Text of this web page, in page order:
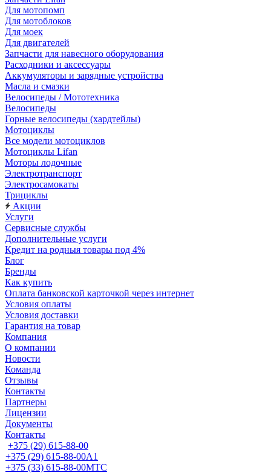
Для мотопомп
Для мотоблоков
Для моек
Для двигателей
Запчасти для навесного оборудования
Расходники и аксессуары
Аккумуляторы и зарядные устройства
Масла и смазки
Велосипеды / Мототехника
Велосипеды
Горные велосипеды (хардтейлы)
Мотоциклы
Все модели мотоциклов
Мотоциклы Lifan
Моторы лодочные
Электротранспорт
Электросамокаты
Трициклы
Акции
Услуги
Сервисные службы
Дополнительные услуги
Кредит на родныя товары под 4%
Блог
Бренды
Как купить
Оплата банковской карточкой через интернет
Условия оплаты
Условия доставки
Гарантия на товар
Компания
О компании
Новости
Команда
Отзывы
Контакты
Партнеры
Лицензии
Документы
Контакты
+375 (29) 615-88-00
+375 (29) 615-88-00A1
+375 (33) 615-88-00МТС